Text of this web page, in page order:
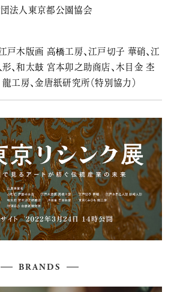
人東京都公園協会
戸木版画 高橋工房、江戸切子 華硝、江
、和太鼓 宮本卯之助商店、木目金 杢
龍工房、金唐紙研究所（特別協力）
BRANDS